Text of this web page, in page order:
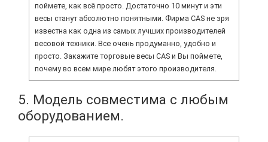
поймете, как всё просто. Достаточно 10 минут и эти
весы станут абсолютно понятными. Фирма CAS не зря
известна как одна из самых лучших производителей
весовой техники. Все очень продуманно, удобно и
просто. Закажите торговые весы CAS и Вы поймете,
почему во всем мире любят этого производителя.
5. Модель совместима с любым
оборудованием.